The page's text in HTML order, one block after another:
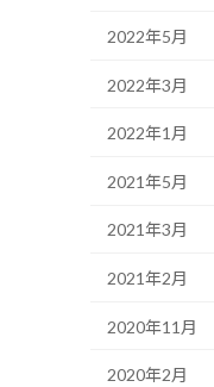
2022年5月
2022年3月
2022年1月
2021年5月
2021年3月
2021年2月
2020年11月
2020年2月